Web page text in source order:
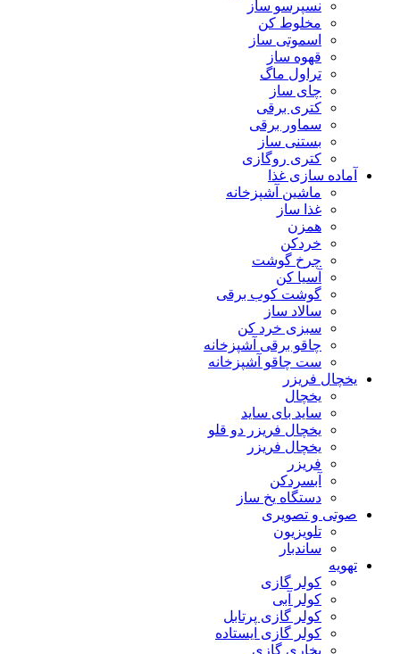
نسپرسو ساز
مخلوط کن
اسموتی ساز
قهوه ساز
تراول ماگ
چای ساز
کتری برقی
سماور برقی
بستنی ساز
کتری روگازی
آماده سازی غذا
ماشین آشپزخانه
غذا ساز
همزن
خردکن
چرخ گوشت
آسیا کن
گوشت کوب برقی
سالاد ساز
سبزی خرد کن
چاقو برقی آشپزخانه
ست چاقو آشپزخانه
یخچال فریزر
یخچال
ساید بای ساید
یخچال فریزر دو قلو
یخچال فریزر
فریزر
آبسردکن
دستگاه یخ ساز
صوتی و تصویری
تلویزیون
ساندبار
تهویه
کولر گازی
کولر آبی
کولر گازی پرتابل
کولر گازی ایستاده
بخاری گازی